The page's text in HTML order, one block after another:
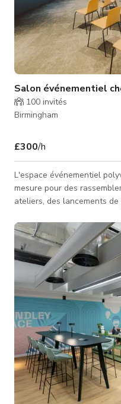
Salon événementiel
100 invités
Birmingham
£300/h
L'espace événementiel
mesure pour des
ateliers, des lancements
peut accueillir
vous soyez ici pour
produits passionnants ou
événementiel de 10X
pour un événemen